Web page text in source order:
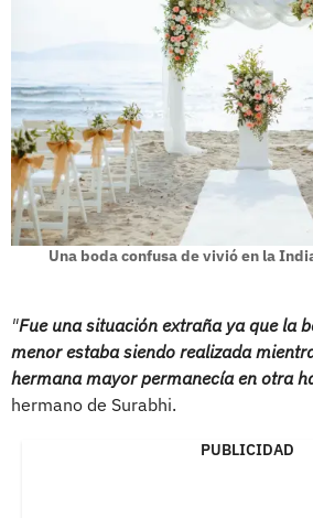
Una boda confusa de vivió en la
"Fue una situación extraña ya que la
menor estaba siendo realizada
hermana mayor permanecía en otra
hermano de Surabhi.
PUBLICIDAD